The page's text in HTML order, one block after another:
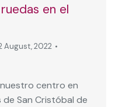
en el
August, 2022
centro en
de San Cristóbal de